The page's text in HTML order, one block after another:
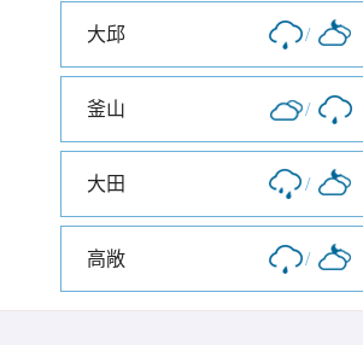
大邱 /
釜山 /
大田 /
高敞 /